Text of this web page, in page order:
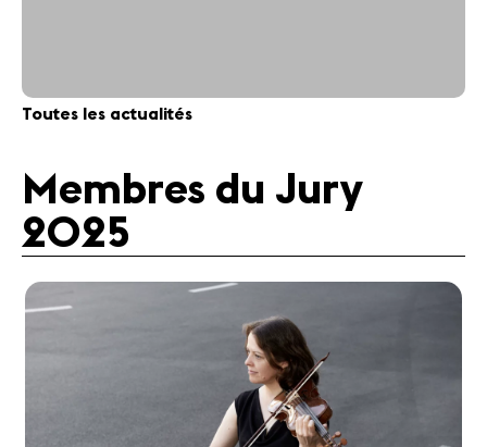
Toutes les actualités
Membres du Jury
2025